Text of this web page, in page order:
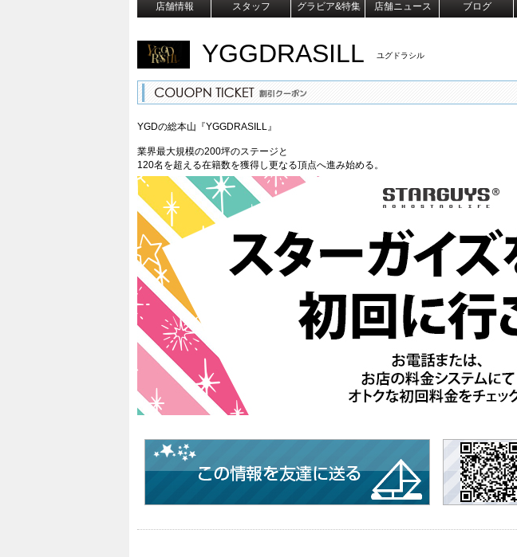
店舗情報 スタッフ グラビア&特集 店舗ニュース ブログ
YGGDRASILL ユグドラシル
YGDの総本山『YGGDRASILL』
業界最大規模の200坪のステージと
120名を超える在籍数を獲得し更なる頂点へ進み始める。